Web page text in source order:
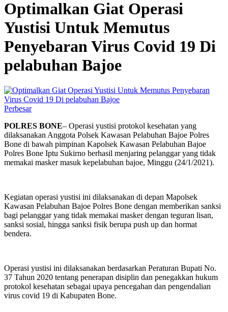
Optimalkan Giat Operasi
Yustisi Untuk Memutus
Penyebaran Virus Covid 19 Di
pelabuhan Bajoe
Perbesar
POLRES BONE– Operasi yustisi protokol kesehatan yang
dilaksanakan Anggota Polsek Kawasan Pelabuhan Bajoe Polres
Bone di bawah pimpinan Kapolsek Kawasan Pelabuhan Bajoe
Polres Bone Iptu Sukirno berhasil menjaring pelanggar yang tidak
memakai masker masuk kepelabuhan bajoe, Minggu (24/1/2021).
Kegiatan operasi yustisi ini dilaksanakan di depan Mapolsek
Kawasan Pelabuhan Bajoe Polres Bone dengan memberikan sanksi
bagi pelanggar yang tidak memakai masker dengan teguran lisan,
sanksi sosial, hingga sanksi fisik berupa push up dan hormat
bendera.
Operasi yustisi ini dilaksanakan berdasarkan Peraturan Bupati No.
37 Tahun 2020 tentang penerapan disiplin dan penegakkan hukum
protokol kesehatan sebagai upaya pencegahan dan pengendalian
virus covid 19 di Kabupaten Bone.